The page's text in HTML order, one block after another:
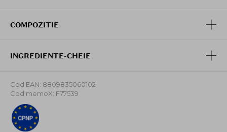
calde, cat si celor reci.
Rasuciti baza pentru a dezvalui produsul si aplicati pe
buze. Puteti ajusta culoarea in functie de numarul de
straturi.
COMPOZITIE
INGREDIENTE-CHEIE
Cod EAN: 8809835060102
Cod memoX: F77539